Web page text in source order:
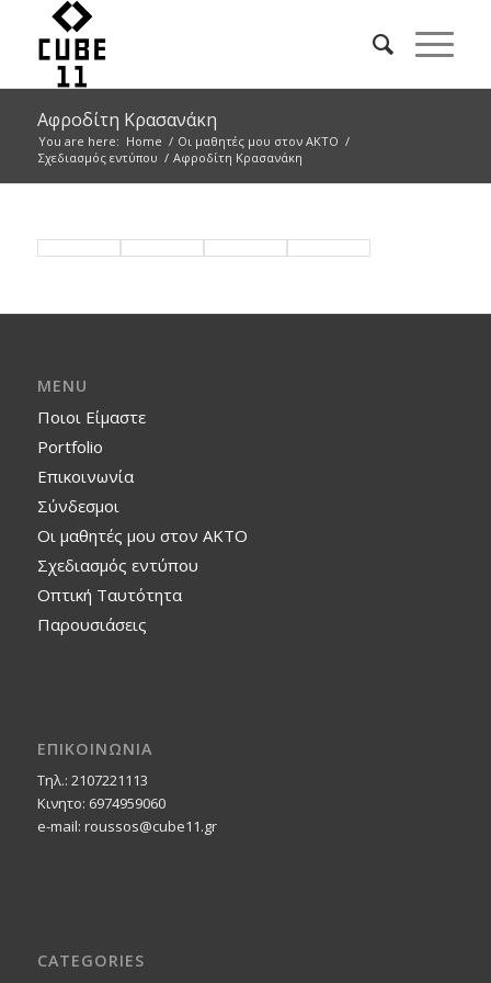
Αφροδίτη Κρασανάκη
You are here: Home / Οι μαθητές μου στον ΑΚΤΟ /
Σχεδιασμός εντύπου / Αφροδίτη Κρασανάκη
MENU
Ποιοι Είμαστε
Portfolio
Επικοινωνία
Σύνδεσμοι
Οι μαθητές μου στον ΑΚΤΟ
Σχεδιασμός εντύπου
Οπτική Ταυτότητα
Παρουσιάσεις
ΕΠΙΚΟΙΝΩΝΙΑ
Τηλ.: 2107221113
Κινητο: 6974959060
e-mail: roussos@cube11.gr
CATEGORIES